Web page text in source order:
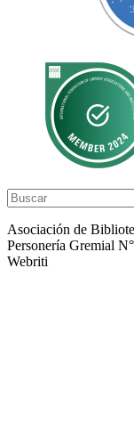
Asociación de
Personería Gremial
Webriti